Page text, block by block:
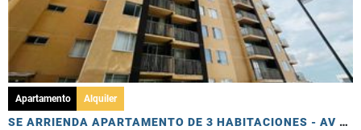
Apartamento Alquiler
SE ARRIENDA APARTAMENTO DE 3 HABITACIONES - AV 19 NORTE